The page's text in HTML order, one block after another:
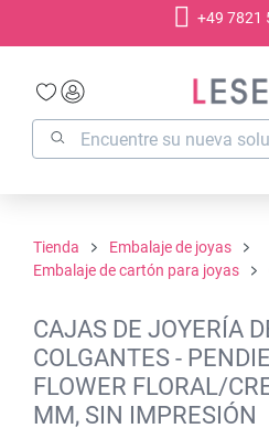
+49 7821
Tienda
Embalaje de joyas
Embalaje de cartón para joyas
CAJAS DE JOYERÍA
COLGANTES -
FLOWER FLORAL/
MM, SIN IMPRESIÓN